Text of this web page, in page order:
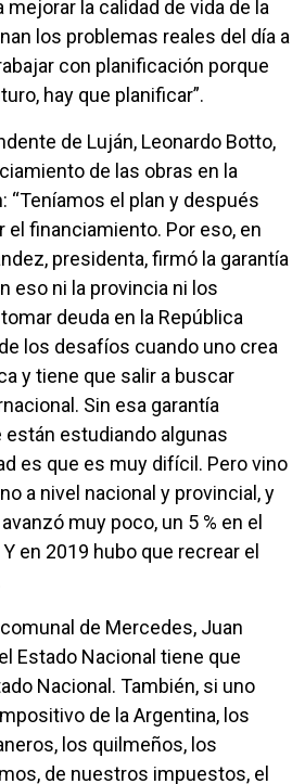
la calidad de vida de la
los problemas reales del día a
con planificación porque
hay que planificar”.
de Luján, Leonardo Botto,
de las obras en la
“Teníamos el plan y después
el financiamiento. Por eso, en
presidenta, firmó la garantía
eso ni la provincia ni los
deuda en la República
los desafíos cuando uno crea
y tiene que salir a buscar
Sin esa garantía
están estudiando algunas
es que es muy difícil. Pero vino
a nivel nacional y provincial, y
muy poco, un 5 % en el
en 2019 hubo que recrear el
de Mercedes, Juan
Estado Nacional tiene que
Nacional. También, si uno
de la Argentina, los
los quilmeños, los
de nuestros impuestos, el